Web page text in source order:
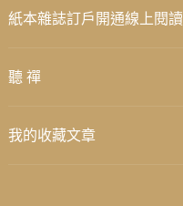
紙本雜誌訂戶開通線上閱讀
聽 禪
我的收藏文章